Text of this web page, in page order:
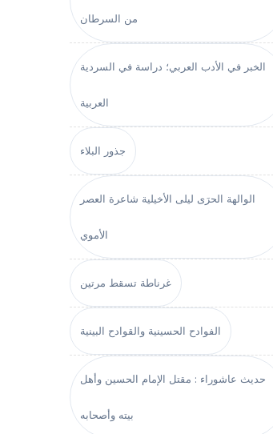
من السرطان
الخبر في الأدب العربي؛ دراسة في السردية
العربية
جذور البلاء
الوالهة الحرَى ليلى الأخيلية شاعرة العصر
الأموي
غرناطة تسقط مرتين
الفوادح الحسينية والقوادح البينية
حديث عاشوراء : مقتل الإمام الحسين وأهل
بيته وأصحابه